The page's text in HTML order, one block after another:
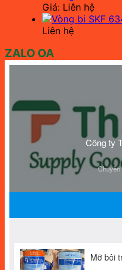
Giá: Liên hệ
Liên hệ
ZALO OA